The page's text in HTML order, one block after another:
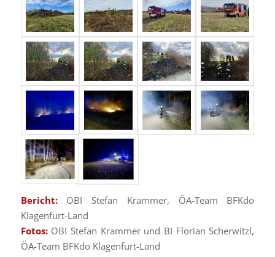
Bericht:OBI Stefan Krammer, ÖA-Team BFKdo
Klagenfurt-Land
Fotos:OBI Stefan Krammer und BI Florian Scherwitzl,
ÖA-Team BFKdo Klagenfurt-Land